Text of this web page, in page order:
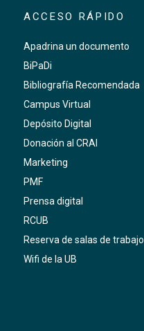
ACCESO RÁPIDO
Apadrina un documento
BiPaDi
Bibliografía Recomendada
Campus Virtual
Depósito Digital
Donación al CRAI
Marketing
PMF
Prensa digital
RCUB
Reserva de salas de trabajo
Wifi de la UB